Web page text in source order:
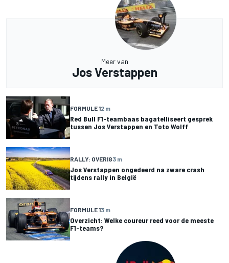
Meer van
Jos Verstappen
FORMULE 12 m
Red Bull F1-teambaas bagatelliseert gesprek
tussen Jos Verstappen en Toto Wolff
RALLY: OVERIG3 m
Jos Verstappen ongedeerd na zware crash
tijdens rally in België
FORMULE 13 m
Overzicht: Welke coureur reed voor de meeste
F1-teams?